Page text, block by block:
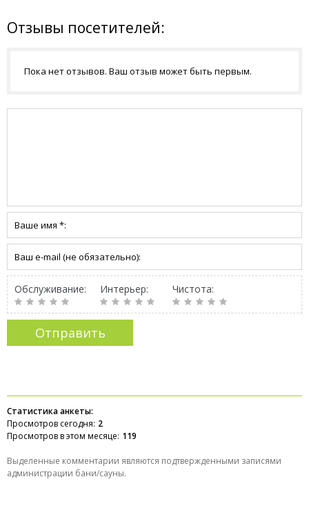
Отзывы посетителей:
Пока нет отзывов. Ваш отзыв может быть первым.
Обслуживание: Интерьер: Чистота:
Статистика анкеты:
Просмотров сегодня: 2
Просмотров в этом месяце: 119
Выделенные комментарии являются подтвержденными записями
администрации бани/сауны.